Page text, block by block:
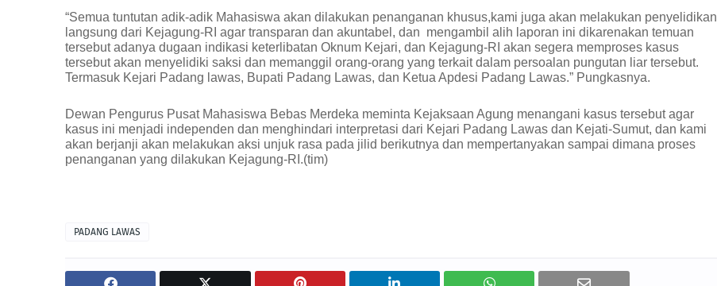
“Semua tuntutan adik-adik Mahasiswa akan dilakukan penanganan khusus,kami juga akan melakukan penyelidikan
langsung dari Kejagung-RI agar transparan dan akuntabel, dan mengambil alih laporan ini dikarenakan temuan
tersebut adanya dugaan indikasi keterlibatan Oknum Kejari, dan Kejagung-RI akan segera memproses kasus
tersebut akan menyelidiki saksi dan memanggil orang-orang yang terkait dalam persoalan pungutan liar tersebut.
Termasuk Kejari Padang lawas, Bupati Padang Lawas, dan Ketua Apdesi Padang Lawas.” Pungkasnya.
Dewan Pengurus Pusat Mahasiswa Bebas Merdeka meminta Kejaksaan Agung menangani kasus tersebut agar
kasus ini menjadi independen dan menghindari interpretasi dari Kejari Padang Lawas dan Kejati-Sumut, dan kami
akan berjanji akan melakukan aksi unjuk rasa pada jilid berikutnya dan mempertanyakan sampai dimana proses
penanganan yang dilakukan Kejagung-RI.(tim)
PADANG LAWAS